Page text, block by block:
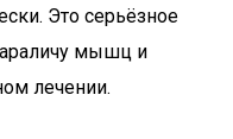
Это серьёзное
мышц и
лечении.